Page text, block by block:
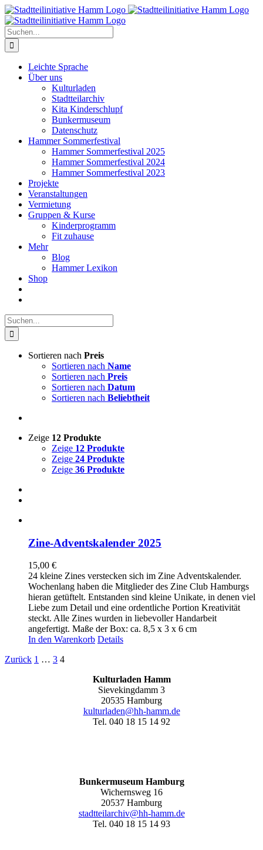
Zum
Inhalt
springen
Suche
nach:
Leichte Sprache
Über uns
Kulturladen
Stadtteilarchiv
Kita Kinderschlupf
Bunkermuseum
Datenschutz
Hammer Sommerfestival
Hammer Sommerfestival 2025
Hammer Sommerfestival 2024
Hammer Sommerfestival 2023
Projekte
Veranstaltungen
Vermietung
Gruppen & Kurse
Kinderprogramm
Fit zuhause
Mehr
Blog
Hammer Lexikon
Shop
Suche
nach:
Sortieren nach Preis
Sortieren nach Name
Sortieren nach Preis
Sortieren nach Datum
Sortieren nach Beliebtheit
Zeige 12 Produkte
Zeige 12 Produkte
Zeige 24 Produkte
Zeige 36 Produkte
Zine-Adventskalender 2025
15,00 €
24 kleine Zines verstecken sich im Zine Adventskalender.
Wochenlang haben die Mitglieder des Zine Club Hamburgs
hieran getüftelt. Entstanden sind kleine Unikate, in denen viel
Liebe zum Detail und eine ordentliche Portion Kreativität
steckt. Alle Zines wurden in liebevoller Handarbeit
angefertigt. Maße der Box: ca. 8,5 x 3 x 6 cm
In den Warenkorb Details
Zurück 1 … 3 4
Kulturladen Hamm
Sievekingdamm 3
20535 Hamburg
kulturladen@hh-hamm.de
Tel. 040 18 15 14 92
Bunkermuseum Hamburg
Wichernsweg 16
20537 Hamburg
stadtteilarchiv@hh-hamm.de
Tel. 040 18 15 14 93